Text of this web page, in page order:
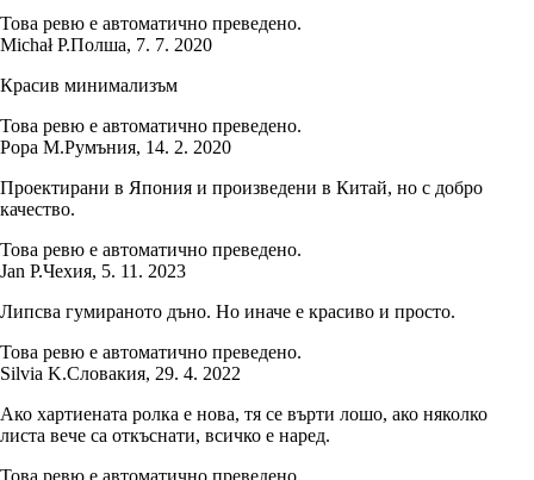
Това ревю е автоматично преведено.
Michał P.Полша, 7. 7. 2020
Красив минимализъм
Това ревю е автоматично преведено.
Popa M.Румъния, 14. 2. 2020
Проектирани в Япония и произведени в Китай, но с добро
качество.
Това ревю е автоматично преведено.
Jan P.Чехия, 5. 11. 2023
Липсва гумираното дъно. Но иначе е красиво и просто.
Това ревю е автоматично преведено.
Silvia K.Словакия, 29. 4. 2022
Ако хартиената ролка е нова, тя се върти лошо, ако няколко
листа вече са откъснати, всичко е наред.
Това ревю е автоматично преведено.